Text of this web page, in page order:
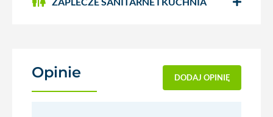
Opinie DODAJ OPINIĘ